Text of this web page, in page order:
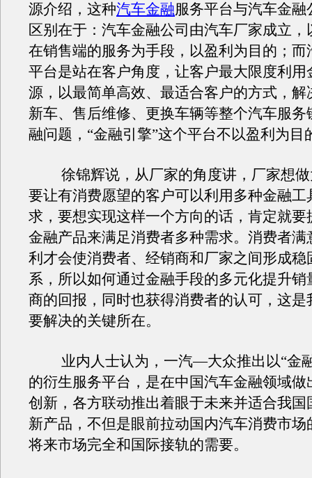
源介绍，这种汽车金融服务平台与汽车金融
区别在于：汽车金融公司由汽车厂家成立，
在销售端的服务为手段，以盈利为目的；而
平台是站在客户角度，让客户最大限度利用
源，以最简单高效、最适合客户的方式，解
新车、售后维修、更换车辆等整个汽车服务
融问题，“金融引擎”这个平台不以盈利为目
徐锦辉说，从厂家的角度讲，厂家想做
要让有消费愿望的客户可以利用多种金融工
求，要想实现这样一个方向的话，肯定就要
金融产品来满足消费者多种需求。消费者满
利才会使消费者、经销商和厂家之间形成稳
系，所以如何通过金融手段的多元化提升销
商的回报，同时也获得消费者的认可，这是
要解决的关键所在。
业内人士认为，一汽—大众推出以“金
的衍生服务平台，是在中国汽车金融领域做
创新，各方联动推出着眼于未来并适合我国
新产品，不但是眼前拉动国内汽车消费市场
将来市场完全和国际接轨的需要。